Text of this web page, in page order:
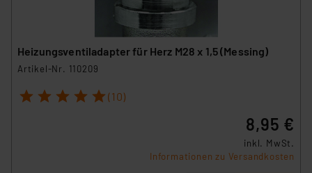
Heizungsventiladapter für Herz M28 x 1,5 (Messing)
Artikel-Nr. 110209
1 2 3 4 5 (10)
8,95 €
inkl. MwSt.
Informationen zu Versandkosten